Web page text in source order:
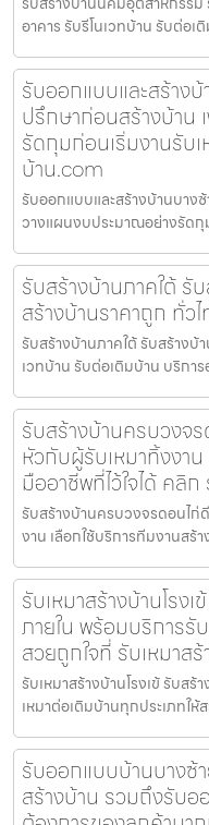
อาคาร รับรีโนเวทบ้าน รับต่อ
รับออกแบบและสร้าง
ปรึกษาก่อนสร้างบ้าน
รัดกุมก่อนเริ่มงานรับ
บ้าน.com
รับออกแบบและสร้างบ้านบาง
วางแผนงบประมาณอย่างรัดกุ
รับสร้างบ้านภาคใต้ รั
สร้างบ้านราคาถูก ทั่ว
รับสร้างบ้านภาคใต้ รับสร้างบ้
เวทบ้าน รับต่อเติมบ้าน บริกา
รับสร้างบ้านครบวงจ
หัวกับผู้รับเหมาทิ้งงา
มืออาชีพที่ไว้ใจได้ คลิ
รับสร้างบ้านครบวงจรดอนไ
งาน เลือกใช้บริการทีมงานสร้
รับเหมาสร้างบ้านโรง
ภายใน พร้อมบริการรั
สวยถูกใจที่ รับเหมาส
รับเหมาสร้างบ้านโรงเข้ รับส
เหมาต่อเติมบ้านทุกประเภทให้
รับออกแบบบ้านบางซ้
สร้างบ้าน รวมถึงรับอ